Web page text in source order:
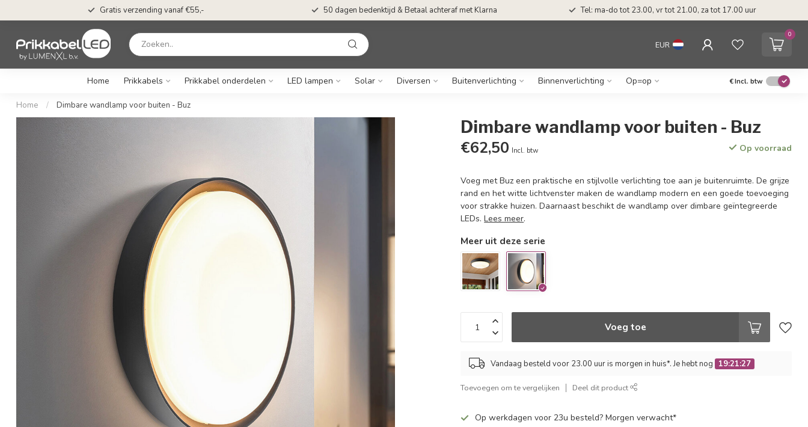
Gratis verzending vanaf €55,- 50 dagen bedenktijd & Betaal achteraf met Klarna Tel: ma-do tot 23.00, vr tot 21.00, za tot 17.00 uur
EUR
0
Home Prikkabels Prikkabel onderdelen LED lampen Solar Diversen Buitenverlichting Binnenverlichting Op=op €Incl. btw
Home / Dimbare wandlamp voor buiten - Buz
Dimbare wandlamp voor buiten - Buz
€62,50 Incl. btw Op voorraad
Voeg met Buz een praktische en stijlvolle verlichting toe aan je buitenruimte. De grijze
rand en het witte lichtvenster maken de wandlamp modern en een goede toevoeging
voor strakke huizen. Daarnaast beschikt de wandlamp over dimbare geïntegreerde
LEDs.Lees meer.
Meer uit deze serie
Voeg toe
Vandaag besteld voor 23.00 uur is morgen in huis*. Je hebt nog 19:21:26
Toevoegen om te vergelijken Deel dit product
Op werkdagen voor 23u besteld? Morgen verwacht*